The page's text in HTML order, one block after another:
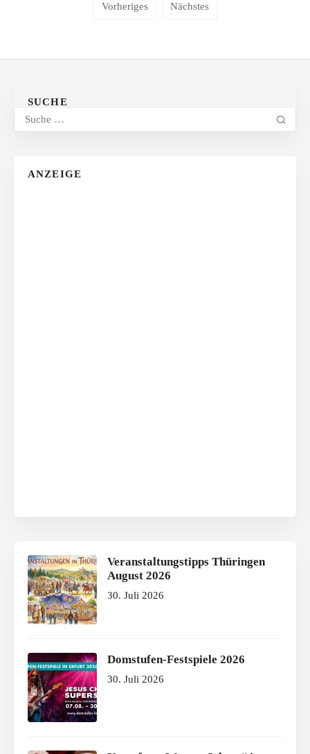
Vorheriges Nächstes
SUCHE
ANZEIGE
Veranstaltungstipps Thüringen
August 2026
30. Juli 2026
Domstufen-Festspiele 2026
30. Juli 2026